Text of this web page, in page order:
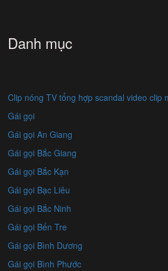
Danh mục
Clip nóng TV tổng hợp scandal video clip
Gái gọi
Gái gọi An Giang
Gái gọi Bắc Giang
Gái gọi Bắc Kạn
Gái gọi Bạc Liêu
Gái gọi Bắc Ninh
Gái gọi Bến Tre
Gái gọi Bình Dương
Gái gọi Bình Phước